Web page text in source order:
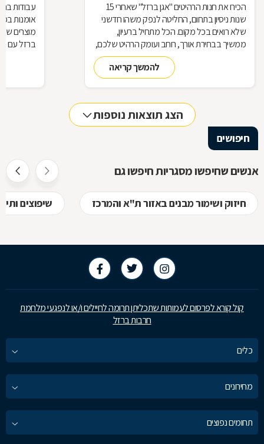
הכירו את חנות הרהיטים ''אגן ברזל'' שאחרי 15
שנות ניסיון בתחום, החליטה לנפק משהו חדשני
שלא רואים בכל מקום. הכל מתחיל ברעיון,
ממשיך בבחירת אורך, רוחב ועומק הרהיט שלכם,
ממשיך בייצור מקורי ממיטב חומרי הגלם ומסתיים
ביצירת הפתרון המרשים והמעשי ביותר עבורכם
להמשך קריאה
עבודות
אומנות
מוצרים
ברזל עם
הצג תוצאות נוספות
חיפושים
אנשים שחיפשו מסגריות חיפשו גם
חיזוק ושימור מבנים באזור ת"א והמרכז שיפוצים
קול קורא לפרסום לעמותות שתכליתן תרומה לחיילים ו/או לנפגעי מלחמת
חרבות ברזל
כלים
מחירונים
תחומים נפוצים